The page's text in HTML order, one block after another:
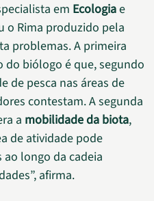
em Ecologiae
o Rima produzido pela
problemas. A primeira
do biólogo é que, segundo
de pesca nas áreas de
contestam. A segunda
a mobilidade da biota,
de atividade pode
longo da cadeia
afirma.